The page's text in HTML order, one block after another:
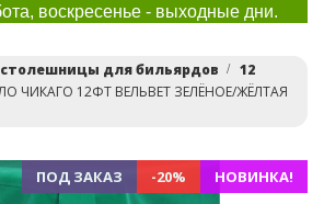
воскресенье - выходные дни.
для бильярдов
12
ЧИКАГО 12ФТ ВЕЛЬВЕТ ЗЕЛЁНОЕ/ЖЁЛТАЯ
ПОД ЗАКАЗ -20% НОВИНКА!